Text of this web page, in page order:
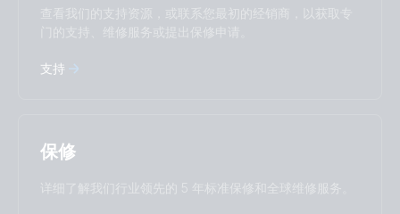
Suomalainen
Svenska
Türkçe
Ελληνικά
查看我们的支持资源，或联系您最初的经销商，以获取专
门的支持、维修服务或提出保修申请。
支持
保修
详细了解我们行业领先的 5 年标准保修和全球维修服务。